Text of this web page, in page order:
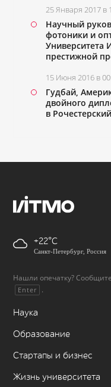
25 Января 2017 в
Научный
фотоники и
Университета
престижной
15 Июня 2016 в
Гудбай,
двойного
в
+22
Санкт-Петербург, Россия
Нашли опечатку?
Enter .
Наука
Образование
Стартапы и бизнес
Жизнь университета